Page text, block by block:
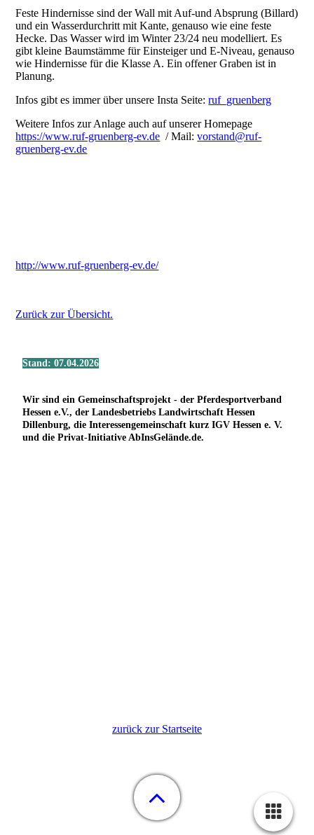
Feste Hindernisse sind der Wall mit Auf-und Absprung (Billard)
und ein Wasserdurchritt mit Kante, genauso wie eine feste
Hecke. Das Wasser wird im Winter 23/24 neu modelliert. Es
gibt kleine Baumstämme für Einsteiger und E-Niveau, genauso
wie Hindernisse für die Klasse A. Ein offener Graben ist in
Planung.
Infos gibt es immer über unsere Insta Seite:ruf_gruenberg
Weitere Infos zur Anlage auch auf unserer Homepage
https://www.ruf-gruenberg-ev.de / Mail:vorstand@ruf-
gruenberg-ev.de
http://www.ruf-gruenberg-ev.de/
Zurück zur Übersicht.
Stand: 07.04.2026
Wir sind ein Gemeinschaftsprojekt - der Pferdesportverband
Hessen e.V., der Landesbetriebs Landwirtschaft Hessen
Dillenburg, die Interessengemeinschaft kurz IGV Hessen e. V.
und die Privat-Initiative AbInsGelände.de.
zurück zur Startseite